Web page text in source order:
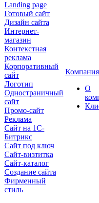
Landing page
Готовый сайт
Дизайн сайта
Интернет-
магазин
Контекстная
реклама
Корпоративный
сайт
Логотип
Одностраничный
сайт
Промо-сайт
Реклама
Сайт на 1С-
Битрикс
Сайт под ключ
Сайт-визтитка
Сайт-каталог
Создание сайта
Фирменный
стиль
Компания
О